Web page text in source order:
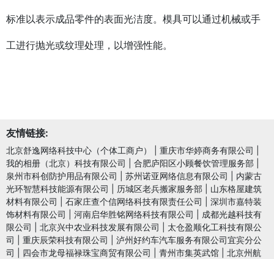
标准以表示成品零件的表面光洁度。模具可以通过机械或手
工进行抛光或纹理处理，以增强性能。
友情链接:
北京舒逸网络科技中心（个体工商户） 重庆市华婷商务有限公司
我的相册（北京）科技有限公司
合肥庐阳区小顾餐饮管理服务部
泉州市科创防护用品有限公司
苏州诺亚网络信息有限公司
内蒙古
光环智慧科技能源有限公司
历城区老兵搬家服务部
山东格屋建筑
材料有限公司
石家庄查个信网络科技有限责任公司
深圳市嘉特装
饰材料有限公司
河南启华胜铭网络科技有限公司
成都光越科技有
限公司
北京兴中农业科技发展有限公司
太仓盈顺化工科技有限公
司
重庆辰荣科技有限公司
泸州好约车汽车服务有限公司宜宾分公
司
四会市龙母福禄珠宝商贸有限公司 青州市集英武馆
北京州航